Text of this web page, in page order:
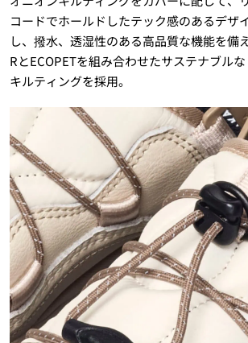
コードでホールドしたテック感のあるデザ
し、撥水、透湿性のある高品質な機能を備
RとECOPETを組み合わせたサステナブル
キルティングを採用。